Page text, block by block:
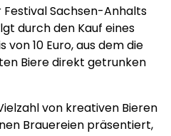
Sachsen-Anhalts
durch den Kauf eines
von 10 Euro, aus dem die
Biere direkt getrunken
von kreativen Bieren
Brauereien präsentiert,